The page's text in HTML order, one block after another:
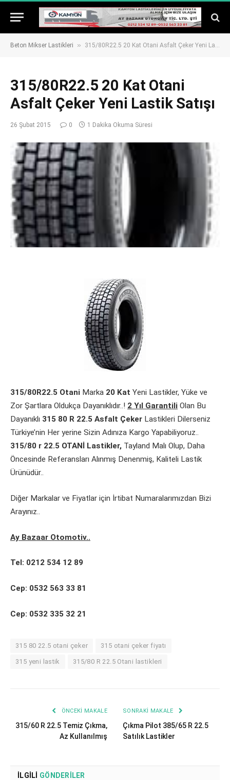
Beton Mikser Lastikleri » 315/80R22.5 20 Kat Otani Asfalt Çeker Yeni Lastik Satışı
315/80R22.5 20 Kat Otani
Asfalt Çeker Yeni Lastik Satışı
26 Şubat 2015 0 1 Dakika Okuma Süresi
315/80R22.5 Otani Marka 20 Kat Yeni Lastikler, Yüke ve
Zor Şartlara Oldukça Dayanıklıdır..! 2 Yıl Garantili Olan Bu
Dayanıklı 315 80 R 22.5 Asfalt Çeker Lastikleri Dilerseniz
Türkiye’nin Her yerine Sizin Adınıza Kargo Yapabiliyoruz..
315/80 r 22.5 OTANİ Lastikler, Tayland Malı Olup, Daha
Öncesinde Referansları Alınmış Denenmiş, Kaliteli Lastik
Ürünüdür..
Diğer Markalar ve Fiyatlar için İrtibat Numaralarımızdan Bizi
Arayınız..
Ay Bazaar Otomotiv..
Tel: 0212 534 12 89
Cep: 0532 563 33 81
Cep: 0532 335 32 21
315 80 22.5 otani çeker 315 otani çeker fiyatı
315 yeni lastik 315/80 R 22.5 Otani lastikleri
ÖNCEKI MAKALE
315/60 R 22.5 Temiz Çıkma,
Az Kullanılmış
SONRAKI MAKALE
Çıkma Pilot 385/65 R 22.5
Satılık Lastikler
İLGILI GÖNDERILER